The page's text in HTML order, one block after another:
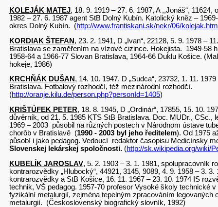
KOLEJÁK MATEJ, 18. 9. 1919 – 27. 6. 1987, A ,,Jonáš“, 11624,
1982 – 27. 6. 1987 agent StB Dolný Kubín. Katolický kněz –
okres Dolný Kubín. (http://www.frantiskani.sk/nekr/06/kolejak.htm
KORDIAK ŠTEFAN, 23. 2. 1941, D „Ivan“, 22128, 5. 9. 1978 –
Bratislava se zaměřením na vízové cizince. Hokejista. 1949-58
1958-64 a 1966-77 Slovan Bratislava, 1964-66 Duklu Košice.
hokeje, 1986)
KRCHŇÁK DUŠAN , 14. 10. 1947, D „Sudca“, 23732, 1. 11.
Bratislava. Fotbalový rozhodčí, též mezinárodní rozhodčí.
(http://oranje.kilu.de/person.php?personId=1405)
KRIŠTÚFEK PETER, 18. 8. 1945, D „Ordinár“, 17855, 15. 10.
důvěrník, od 21. 5. 1985 KTS StB Bratislava. Doc. MUDr., CSc.,
1969 – 2003 působil na různých postech v Národnom ústave
chorôb v Bratislavě (1990 - 2003 byl jeho ředitelem). Od 1975
působí i jako pedagog. Vedoucí redaktor časopisu Medicínsky
Slovenskej lekárskej spoločnosti. (http://sk.wikipedia.org/wiki/
KUBELÍK JAROSLAV, 5. 2. 1903 – 3. 1. 1981, spolupracovník
kontrarozvědky „Hlubocký“, 44921, 3145, 9089, 4. 9. 1958 – 3. 3.
kontrarozvědky a StB Košice, 16. 11. 1967 – 23. 10. 1974 IS
technik, VŠ pedagog. 1957-70 profesor Vysoké školy technické
fyzikální metalurgií, zejména tepelným zpracováním legovaných
metalurgií. (Československý biografický slovník, 1992)